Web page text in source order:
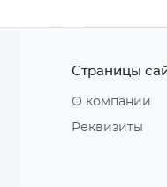
Страницы
О компании
Реквизиты